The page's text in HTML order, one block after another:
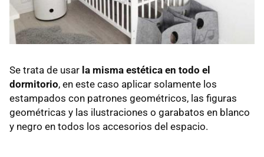
Se trata de usar la misma estética en todo el
dormitorio, en este caso aplicar solamente los
estampados con patrones geométricos, las figuras
geométricas y las ilustraciones o garabatos en blanco
y negro en todos los accesorios del espacio.